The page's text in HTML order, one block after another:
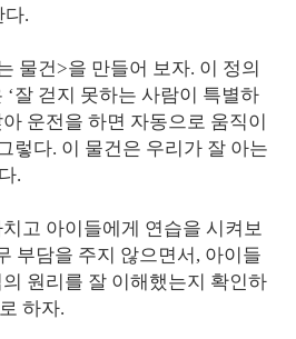
다.
물건>을 만들어 보자. 이 정의
잘 걷지 못하는 사람이 특별하
운전을 하면 자동으로 움직이
렇다. 이 물건은 우리가 잘 아는
.
고 아이들에게 연습을 시켜보
부담을 주지 않으면서, 아이들
원리를 잘 이해했는지 확인하
하자.